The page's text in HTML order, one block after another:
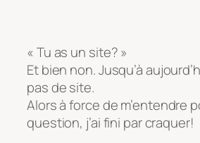
« Tu as un site? »
Et bien non. Jusqu’à
pas de site.
Alors à force de m’entendre
question, j’ai fini par craquer!